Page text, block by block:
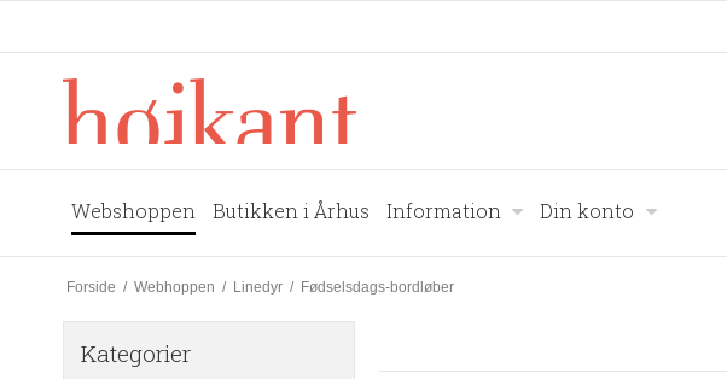
Webshoppen Butikken i Århus Information Din konto
Forside / Webhoppen / Linedyr / Fødselsdags-bordløber
Kategorier